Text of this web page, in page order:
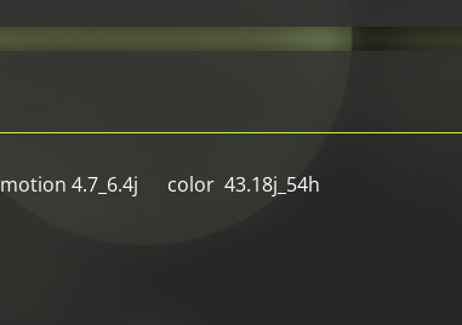
motion 4.7_6.4j color 43.18j_54h